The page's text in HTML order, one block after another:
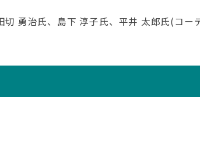
勇治氏、島下 淳子氏、平井 太郎氏(コー